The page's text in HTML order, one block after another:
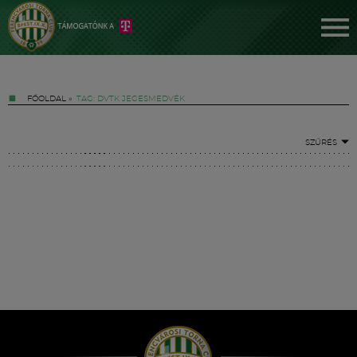
FŐOLDAL » TAG: DVTK JEGESMEDVÉK
SZŰRÉS
Hírek